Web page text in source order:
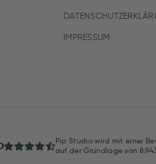
IMPRESSUM
Pip Studio wird mit einer
auf der Grundlage von